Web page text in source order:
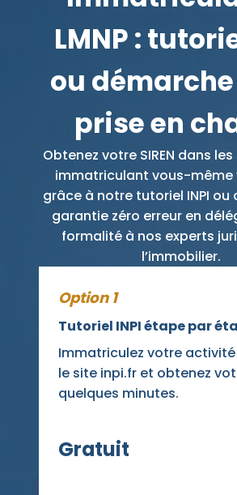
LMNP :
ou démarche
prise en
Obtenez votre SIREN dans
immatriculant vous-même
grâce à notre tutoriel INPI ou
garantie zéro erreur en
formalité à nos experts
l’immobilier.
Option 1
Tutoriel INPI étape par
Immatriculez votre activité
le site inpi.fr et obtenez
quelques minutes.
Gratuit